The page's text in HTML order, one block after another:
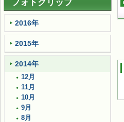
す
フォトクリップ
2016年
2015年
2014年
12月
11月
10月
9月
8月